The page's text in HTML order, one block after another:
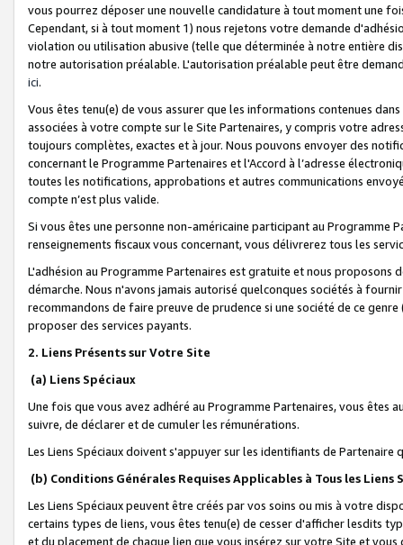
vous pourrez déposer une nouvelle candidature à tout moment une
Cependant, si à tout moment 1) nous rejetons votre demande
violation ou utilisation abusive (telle que déterminée à notre entière
notre autorisation préalable. L'autorisation préalable peut être
ici.
Vous êtes tenu(e) de vous assurer que les informations contenues
associées à votre compte sur le Site Partenaires, y compris votre
toujours complètes, exactes et à jour. Nous pouvons envoyer des
concernant le Programme Partenaires et l'Accord à l’adresse
toutes les notifications, approbations et autres communications
compte n’est plus valide.
Si vous êtes une personne non-américaine participant au
renseignements fiscaux vous concernant, vous délivrerez tous les
L'adhésion au Programme Partenaires est gratuite et nous proposons
démarche. Nous n'avons jamais autorisé quelconques sociétés à
recommandons de faire preuve de prudence si une société de ce
proposer des services payants.
2. Liens Présents sur Votre Site
(a) Liens Spéciaux
Une fois que vous avez adhéré au Programme Partenaires, vous êtes
suivre, de déclarer et de cumuler les rémunérations.
Les Liens Spéciaux doivent s'appuyer sur les identifiants de Partenaire
(b) Conditions Générales Requises Applicables à Tous les Liens
Les Liens Spéciaux peuvent être créés par vos soins ou mis à votre
certains types de liens, vous êtes tenu(e) de cesser d'afficher lesdits
et du placement de chaque lien que vous insérez sur votre Site et